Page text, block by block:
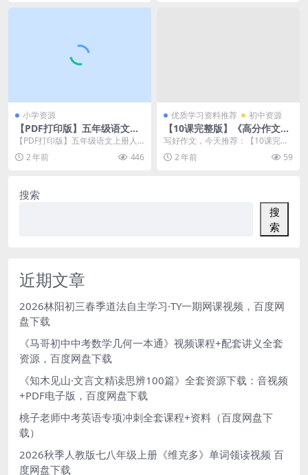
小学资源
【PDF打印版】五年级语文上
册人教版24秋《53天天练》课
堂笔记 大小 50.06M 总页数 5
9 页电子版文档下载
【PDF打印版】五年级语文上册人
教版24秋《53天天练》课堂笔记，
是一套精心编排...
2 年前 446
优质学习资料推荐 初中资源
【10课完整版】《高分作文直
通车》MP4视频百度网盘下
载，中小学作文写作作文提升
课程视频
写好作文，今天推荐：【10课完整
版】《高分作文直通车》MP4视频
百度网盘下载，中...
2 年前 59
搜索
搜
索
近期文章
2026林阳初三春季道法自主学习·TY一期网课视频，百度网
盘下载
《马哥初中中考数学几何一本通》视频课程+配套讲义全套
资源，百度网盘下载
《知木见山·文言文精读思辨100篇》全套资源下载：音视频
+PDF电子版，百度网盘下载
桃子老师中考英语专项冲刺全套课程+资料（百度网盘下
载）
2026秋季人教版七八年级上册《维克多》单词领读视频 百
度网盘下载